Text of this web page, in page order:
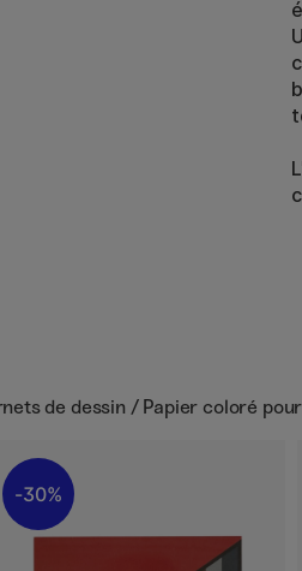
de dessin / Papier coloré
30%